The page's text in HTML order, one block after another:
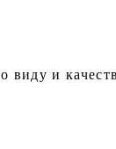
виду и